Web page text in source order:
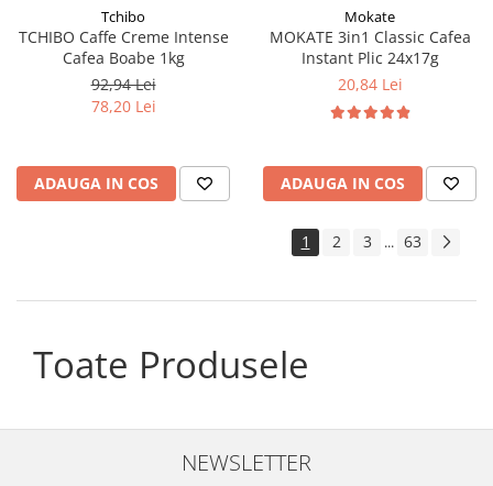
Tchibo
TCHIBO Caffe Creme Intense
Cafea Boabe 1kg
92,94 Lei
78,20 Lei
ADAUGA IN COS
Mokate
MOKATE 3in1 Classic Cafea
Instant Plic 24x17g
20,84 Lei
ADAUGA IN COS
1 2 3 ... 63
Toate Produsele
NEWSLETTER